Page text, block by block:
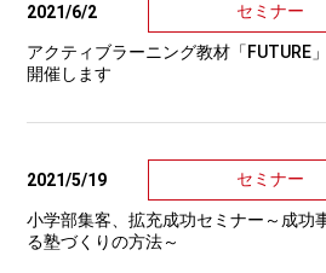
2021/6/2 セミナー
アクティブラーニング教材「FUTURE
開催します
2021/5/19 セミナー
小学部集客、拡充成功セミナー～成功
る塾づくりの方法～